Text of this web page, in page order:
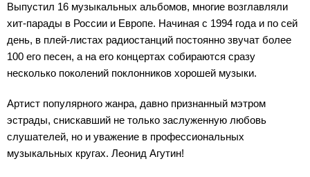
Выпустил 16 музыкальных альбомов, многие возглавляли
хит-парады в России и Европе. Начиная с 1994 года и по сей
день, в плей-листах радиостанций постоянно звучат более
100 его песен, а на его концертах собираются сразу
несколько поколений поклонников хорошей музыки.
Артист популярного жанра, давно признанный мэтром
эстрады, снискавший не только заслуженную любовь
слушателей, но и уважение в профессиональных
музыкальных кругах. Леонид Агутин!